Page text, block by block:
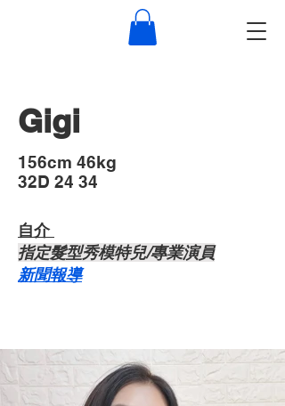
Gigi
​156cm 46kg
32D 24 34
自介 ​
​指定髮型秀模特兒/專業演員
​新聞報導